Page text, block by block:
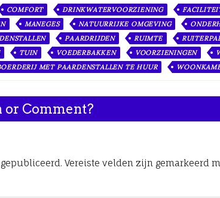
COMFORT DRINKWATERVOORZIENING
MANEGES NATUURRIJKE OMGEVING
PAARDRIJDEN RUIMTE
TUIN VOEDERBAKKEN VOORZIENINGEN
MET PAARDENSTALLEN TE HUUR
or Comment?
Vereiste velden zijn gemarkeerd